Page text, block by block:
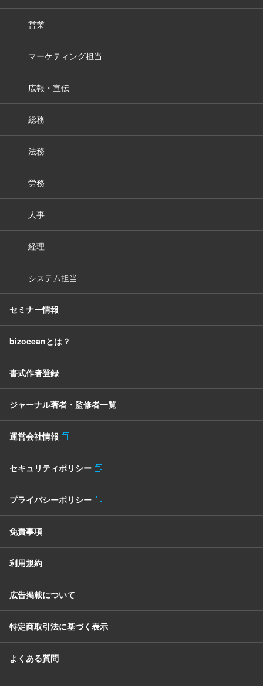
営業
マーケティング担当
広報・宣伝
総務
法務
労務
人事
経理
システム担当
セミナー情報
bizoceanとは？
書式作者登録
ジャーナル著者・監修者一覧
運営会社情報
セキュリティポリシー
プライバシーポリシー
免責事項
利用規約
広告掲載について
特定商取引法に基づく表示
よくある質問